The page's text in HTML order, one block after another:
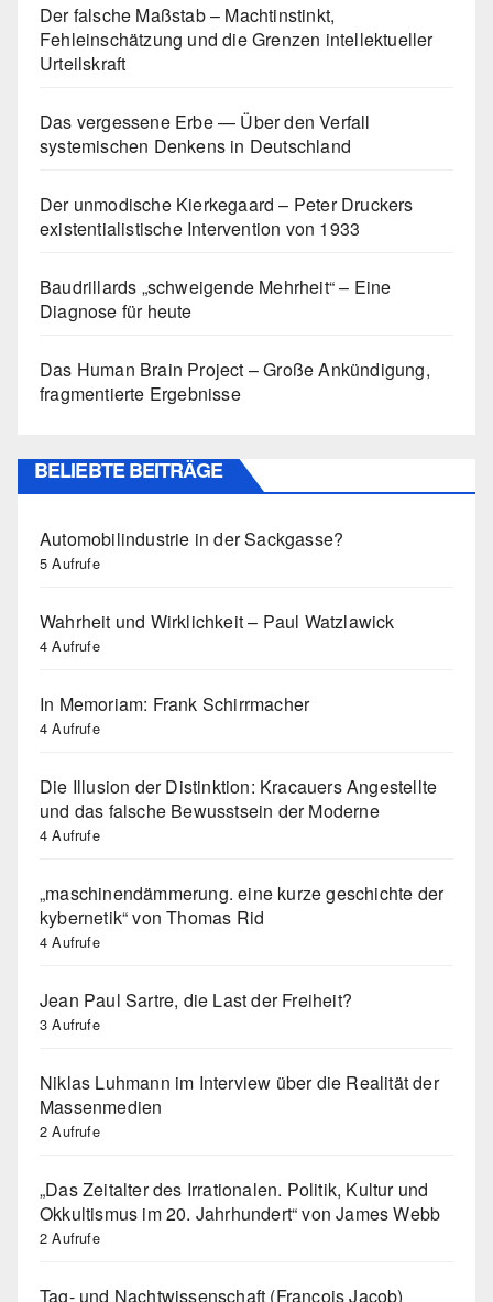
Der falsche Maßstab – Machtinstinkt,
Fehleinschätzung und die Grenzen intellektueller
Urteilskraft
Das vergessene Erbe — Über den Verfall
systemischen Denkens in Deutschland
Der unmodische Kierkegaard – Peter Druckers
existentialistische Intervention von 1933
Baudrillards „schweigende Mehrheit“ – Eine
Diagnose für heute
Das Human Brain Project – Große Ankündigung,
fragmentierte Ergebnisse
BELIEBTE BEITRÄGE
Automobilindustrie in der Sackgasse?
5 Aufrufe
Wahrheit und Wirklichkeit – Paul Watzlawick
4 Aufrufe
In Memoriam: Frank Schirrmacher
4 Aufrufe
Die Illusion der Distinktion: Kracauers Angestellte
und das falsche Bewusstsein der Moderne
4 Aufrufe
„maschinendämmerung. eine kurze geschichte der
kybernetik“ von Thomas Rid
4 Aufrufe
Jean Paul Sartre, die Last der Freiheit?
3 Aufrufe
Niklas Luhmann im Interview über die Realität der
Massenmedien
2 Aufrufe
„Das Zeitalter des Irrationalen. Politik, Kultur und
Okkultismus im 20. Jahrhundert“ von James Webb
2 Aufrufe
Tag- und Nachtwissenschaft (Francois Jacob)